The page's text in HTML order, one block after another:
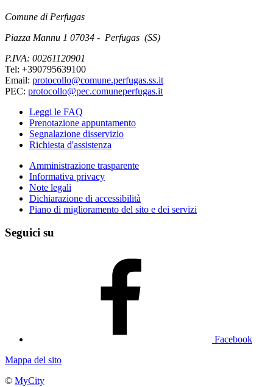
Comune di Perfugas
Piazza Mannu 1 07034 - Perfugas (SS)
P.IVA: 00261120901
Tel: +390795639100
Email: protocollo@comune.perfugas.ss.it
PEC: protocollo@pec.comuneperfugas.it
Leggi le FAQ
Prenotazione appuntamento
Segnalazione disservizio
Richiesta d'assistenza
Amministrazione trasparente
Informativa privacy
Note legali
Dichiarazione di accessibilità
Piano di miglioramento del sito e dei servizi
Seguici su
Facebook
Mappa del sito
© MyCity